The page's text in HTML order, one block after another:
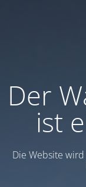
Der
ist
Die Website wird